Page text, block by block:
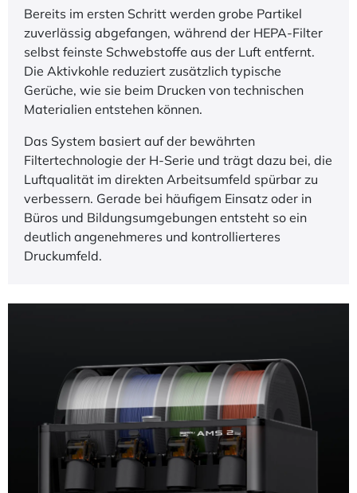
3-Fache Luftfilterung
Der Bambu Lab X2D ist unabhängig von der
gewählten Betriebsart mit einem leistungsstarken,
dreistufigen Luftfiltersystem ausgestattet. Dieses
besteht aus einemC3-Vorfilter
Filter und einer Aktivkohleschicht auf
Kokosnussschalenbasis.
Bereits im ersten Schritt werden grobe Partikel
zuverlässig abgefangen, während der HEPA-Filter
selbst feinste Schwebstoffe aus der Luft entfernt.
Die Aktivkohle reduziert zusätzlich typische
Gerüche, wie sie beim Drucken von technischen
Luftqualität im direkten Arbeitsumfeld spürbar zu
verbessern. Gerade bei häufigem Einsatz oder in
Büros und Bildungsumgebungen entsteht so ein
deutlich angenehmeres und kontrollierteres
Druckumfeld.